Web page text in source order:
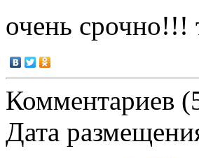
очень срочно!!!
Комментариев
Дата